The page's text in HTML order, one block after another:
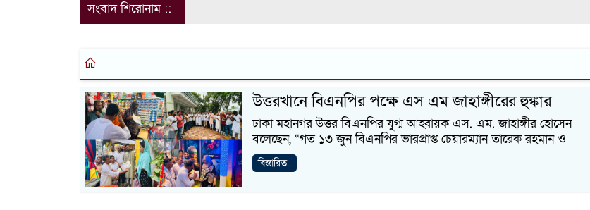
সংবাদ শিরোনাম ::
উত্তরখানে বিএনপির পক্ষে এস এম জাহাঙ্গীরের হুঙ্কার
ঢাকা মহানগর উত্তর বিএনপির যুগ্ম আহ্বায়ক এস. এম. জাহাঙ্গীর হোসেন
বলেছেন, “গত ১৩ জুন বিএনপির ভারপ্রাপ্ত চেয়ারম্যান তারেক রহমান ও
বিস্তারিত..